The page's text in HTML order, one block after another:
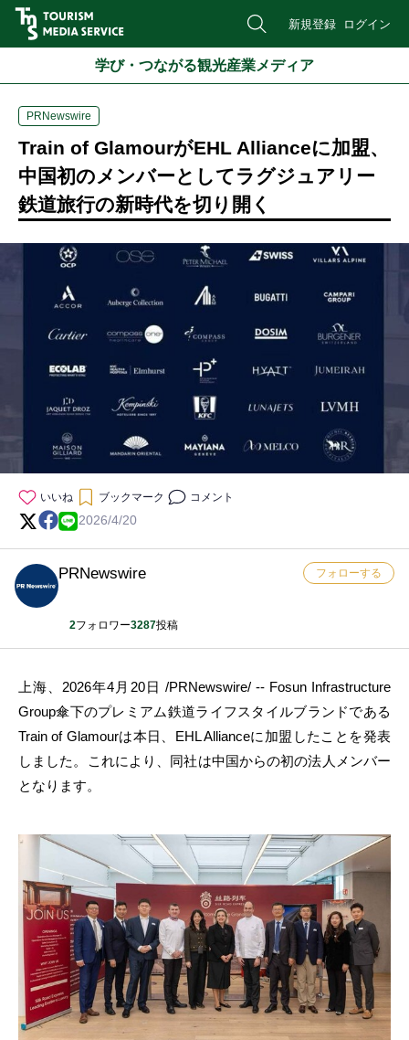
新規登録 ログイン
学び・つながる観光産業メディア
PRNewswire
Train of GlamourがEHL Allianceに加盟、
中国初のメンバーとしてラグジュアリー
鉄道旅行の新時代を切り開く
いいね ブックマーク コメント
2026/4/20
PRNewswire
2フォロワー3287投稿
フォローする
上海、2026年4月20日 /PRNewswire/ -- Fosun Infrastructure
Group傘下のプレミアム鉄道ライフスタイルブランドである
Train of Glamourは本日、EHL Allianceに加盟したことを発表
しました。これにより、同社は中国からの初の法人メンバー
となります。